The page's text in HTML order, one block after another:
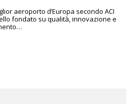
aeroporto d’Europa secondo ACI
fondato su qualità, innovazione e